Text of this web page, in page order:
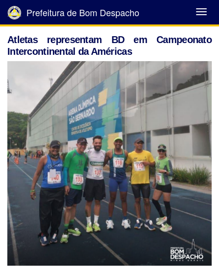
Abrir
Menu
Prefeitura de Bom Despacho
Atletas representam BD em Campeonato
Intercontinental da Américas